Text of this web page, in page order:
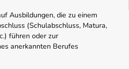
Ausbildungen, die zu einem
(Schulabschluss, Matura,
führen oder zur
anerkannten Berufes